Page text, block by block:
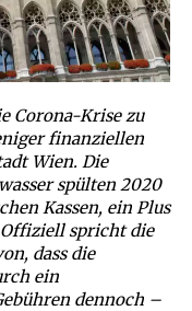
Corona-Krise zu
finanziellen
Wien. Die
spülten 2020
Kassen, ein Plus
Offiziell spricht die
dass die
ein
dennoch –